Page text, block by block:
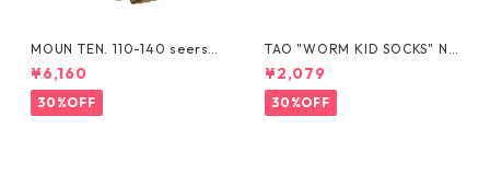
MOUN TEN. 110-140 seersuc
ker half pants [MP55C-173
6a]
¥6,160
30%OFF
TAO "WORM KID SOCKS" NA
VY The Animals Observator
y
¥2,079
30%OFF